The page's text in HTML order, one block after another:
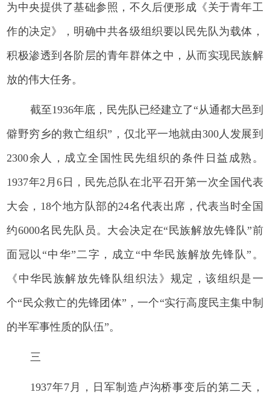
为中央提供了基础参照，不久后便形成《关于青年工
作的决定》，明确中共各级组织要以民先队为载体，
积极渗透到各阶层的青年群体之中，从而实现民族解
放的伟大任务。
截至1936年底，民先队已经建立了“从通都大邑到
僻野穷乡的救亡组织”，仅北平一地就由300人发展到
2300余人，成立全国性民先组织的条件日益成熟。
1937年2月6日，民先总队在北平召开第一次全国代表
大会，18个地方队部的24名代表出席，代表当时全国
约6000名民先队员。大会决定在“民族解放先锋队”前
面冠以“中华”二字，成立“中华民族解放先锋队”。
《中华民族解放先锋队组织法》规定，该组织是一
个“民众救亡的先锋团体”，一个“实行高度民主集中制
的半军事性质的队伍”。
三
1937年7月，日军制造卢沟桥事变后的第二天，